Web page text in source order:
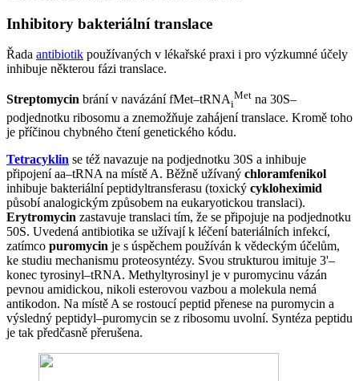
Inhibitory bakteriální translace
Řada antibiotik používaných v lékařské praxi i pro výzkumné účely
inhibuje některou fázi translace.
Streptomycin brání v navázání fMet–tRNAi
Met na 30S–
podjednotku ribosomu a znemožňuje zahájení translace. Kromě toho
je příčinou chybného čtení genetického kódu.
Tetracyklin se též navazuje na podjednotku 30S a inhibuje
připojení aa–tRNA na místě A. Běžně užívaný chloramfenikol
inhibuje bakteriální peptidyltransferasu (toxický cykloheximid
působí analogickým způsobem na eukaryotickou translaci).
Erytromycin zastavuje translaci tím, že se připojuje na podjednotku
50S. Uvedená antibiotika se užívají k léčení bateriálních infekcí,
zatímco puromycin je s úspěchem používán k vědeckým účelům,
ke studiu mechanismu proteosyntézy. Svou strukturou imituje 3'–
konec tyrosinyl–tRNA. Methyltyrosinyl je v puromycinu vázán
pevnou amidickou, nikoli esterovou vazbou a molekula nemá
antikodon. Na místě A se rostoucí peptid přenese na puromycin a
výsledný peptidyl–puromycin se z ribosomu uvolní. Syntéza peptidu
je tak předčasně přerušena.